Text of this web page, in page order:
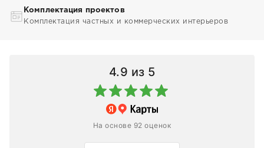
Комплектация проектов
Комплектация частных и коммерческих интерьеров
4.9 из 5
На основе 92 оценок